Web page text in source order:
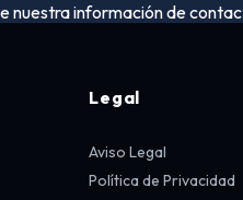
nuestra información de
Legal
Aviso Legal
Política de Privacidad